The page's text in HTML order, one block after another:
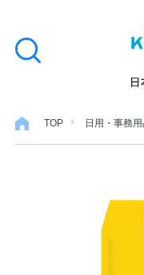
文
キ
ッ
検
る
ファイル
TOP 日用・事務用